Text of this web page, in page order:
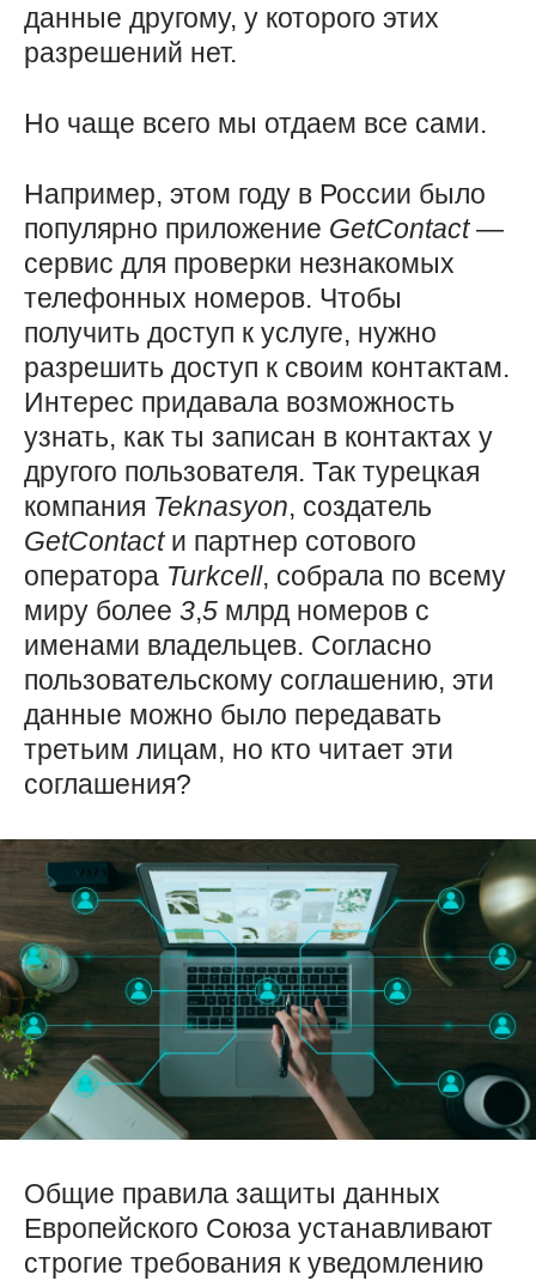
данные другому, у которого этих
разрешений нет.
Но чаще всего мы отдаем все сами.
Например, этом году в России было
популярно приложение GetContact—
сервис для проверки незнакомых
телефонных номеров. Чтобы
получить доступ к услуге, нужно
разрешить доступ к своим контактам.
Интерес придавала возможность
узнать, как ты записан в контактах у
другого пользователя. Так турецкая
компания Teknasyon, создатель
GetContact и партнер сотового
оператора Turkcell, собрала по всему
миру более 3,5 млрд номеров с
именами владельцев. Согласно
пользовательскому соглашению, эти
данные можно было передавать
третьим лицам, но кто читает эти
соглашения?
Общие правила защиты данных
Европейского Союза устанавливают
строгие требования к уведомлению